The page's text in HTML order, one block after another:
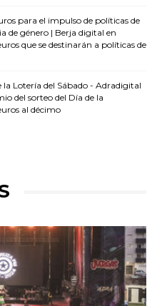
para el impulso de políticas de
de género | Berja digital en
que se destinarán a políticas de
la Lotería del Sábado - Adradigital
del sorteo del Día de la
al décimo